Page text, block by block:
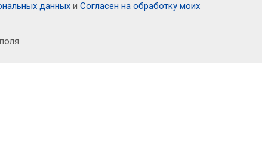
данных и Согласен на обработку моих